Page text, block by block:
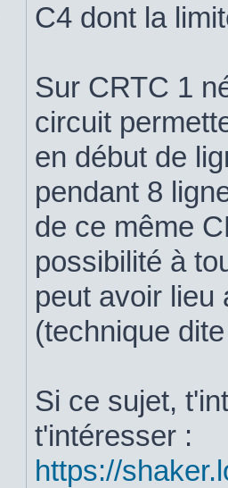
C4 dont la
Sur CRTC 1
circuit
en début de
pendant 8
de ce même
possibilité à
peut avoir lieu
(technique
Si ce sujet,
t'intéresser :
https://